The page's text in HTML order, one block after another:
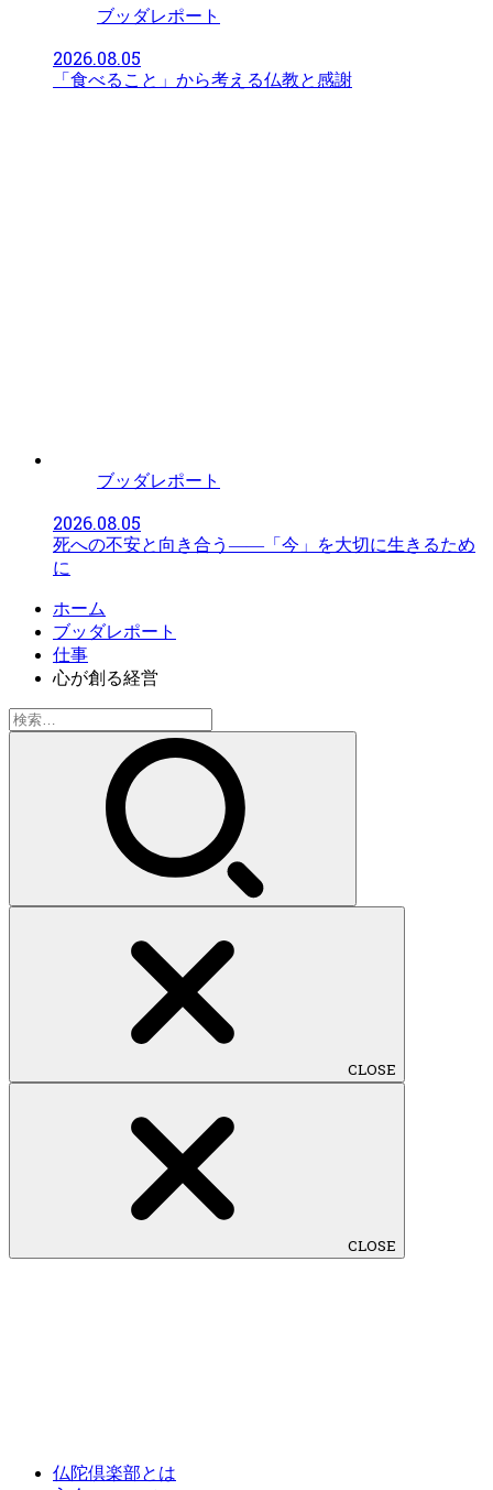
ブッダレポート
2026.08.05
「食べること」から考える仏教と感謝
ブッダレポート
2026.08.05
死への不安と向き合う――「今」を大切に生きるため
に
ホーム
ブッダレポート
仕事
心が創る経営
検
索:
CLOSE
CLOSE
仏陀倶楽部とは